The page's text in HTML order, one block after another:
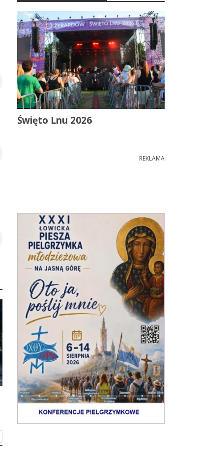
Święto Lnu 2026
REKLAMA